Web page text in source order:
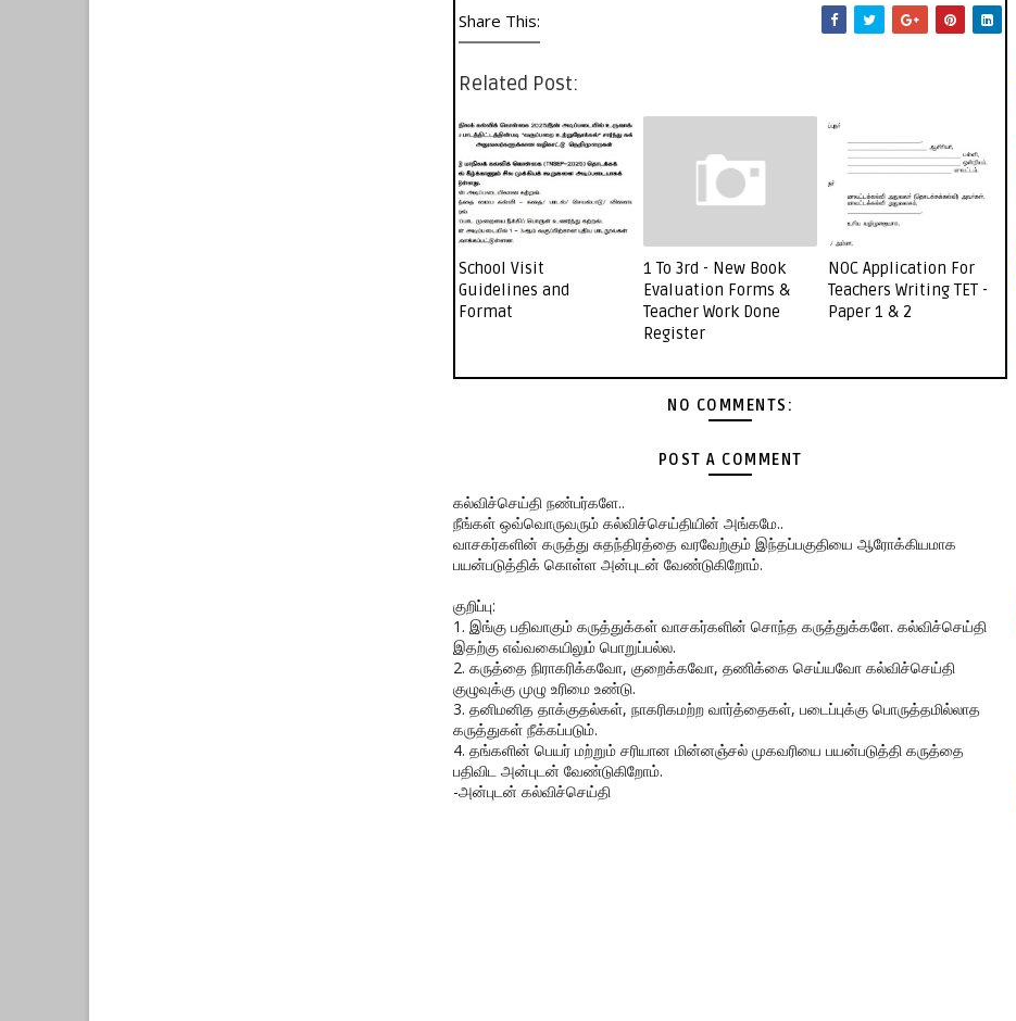
Share This:
Related Post:
School Visit
Guidelines and
Format
1 To 3rd - New Book
Evaluation Forms &
Teacher Work Done
Register
NOC Application For
Teachers Writing TET -
Paper 1 & 2
NO COMMENTS:
POST A COMMENT
கல்விச்செய்தி நண்பர்களே..
நீங்கள் ஒவ்வொருவரும் கல்விச்செய்தியின் அங்கமே..
வாசகர்களின் கருத்து சுதந்திரத்தை வரவேற்கும் இந்தப்பகுதியை ஆரோக்கியமாக
பயன்படுத்திக் கொள்ள அன்புடன் வேண்டுகிறோம்.
குறிப்பு:
1. இங்கு பதிவாகும் கருத்துக்கள் வாசகர்களின் சொந்த கருத்துக்களே. கல்விச்செய்தி
இதற்கு எவ்வகையிலும் பொறுப்பல்ல.
2. கருத்தை நிராகரிக்கவோ, குறைக்கவோ, தணிக்கை செய்யவோ கல்விச்செய்தி
குழுவுக்கு முழு உரிமை உண்டு.
3. தனிமனித தாக்குதல்கள், நாகரிகமற்ற வார்த்தைகள், படைப்புக்கு பொருத்தமில்லாத
கருத்துகள் நீக்கப்படும்.
4. தங்களின் பெயர் மற்றும் சரியான மின்னஞ்சல் முகவரியை பயன்படுத்தி கருத்தை
பதிவிட அன்புடன் வேண்டுகிறோம்.
-அன்புடன் கல்விச்செய்தி